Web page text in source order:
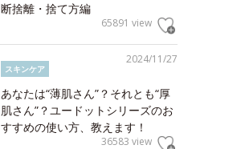
断捨離・捨て方編
65891 view
2024/11/27
スキンケア
あなたは“薄肌さん”？それとも“厚
肌さん”？ユードットシリーズのお
すすめの使い方、教えます！
36583 view